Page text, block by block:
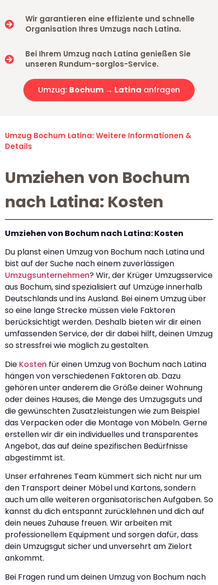
Wir garantieren eine effiziente und schnelle
Organisation Ihres Umzugs nach Latina.
Bei Ihrem Umzug nach Latina genießen Sie
unseren Rundum-sorglos-Service.
Umzug: Bochum → Latina anfragen
Umzug Bochum Latina: Weitere Informationen &
Details
Umziehen von Bochum
nach Latina: Kosten
Umziehen von Bochum nach Latina: Kosten
Du planst einen Umzug von Bochum nach Latina und
bist auf der Suche nach einem zuverlässigen
Umzugsunternehmen? Wir, der Krüger Umzugsservice
aus Bochum, sind spezialisiert auf Umzüge innerhalb
Deutschlands und ins Ausland. Bei einem Umzug über
so eine lange Strecke müssen viele Faktoren
berücksichtigt werden. Deshalb bieten wir dir einen
umfassenden Service, der dir dabei hilft, deinen Umzug
so stressfrei wie möglich zu gestalten.
Die Kosten für einen Umzug von Bochum nach Latina
hängen von verschiedenen Faktoren ab. Dazu
gehören unter anderem die Größe deiner Wohnung
oder deines Hauses, die Menge des Umzugsguts und
die gewünschten Zusatzleistungen wie zum Beispiel
das Verpacken oder die Montage von Möbeln. Gerne
erstellen wir dir ein individuelles und transparentes
Angebot, das auf deine spezifischen Bedürfnisse
abgestimmt ist.
Unser erfahrenes Team kümmert sich nicht nur um
den Transport deiner Möbel und Kartons, sondern
auch um alle weiteren organisatorischen Aufgaben. So
kannst du dich entspannt zurücklehnen und dich auf
dein neues Zuhause freuen. Wir arbeiten mit
professionellem Equipment und sorgen dafür, dass
dein Umzugsgut sicher und unversehrt am Zielort
ankommt.
Bei Fragen rund um deinen Umzug von Bochum nach